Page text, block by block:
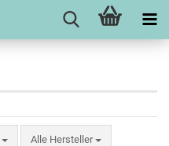
Alle Hersteller